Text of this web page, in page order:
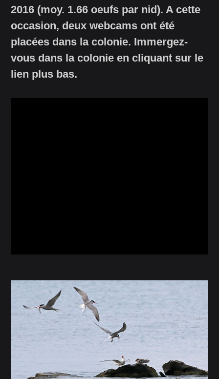
2016 (moy. 1.66 oeufs par nid). A cette
occasion, deux webcams ont été
placées dans la colonie. Immergez-
vous dans la colonie en cliquant sur le
lien plus bas.